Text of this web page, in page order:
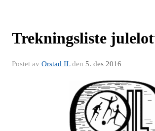
Trekningsliste
Postet av Orstad ILden 5. des 2016